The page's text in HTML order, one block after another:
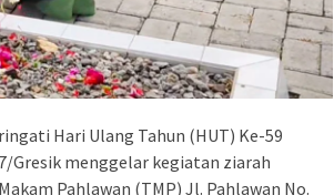
Hari Ulang Tahun (HUT) Ke-59
Gresik menggelar kegiatan ziarah
Pahlawan (TMP) Jl. Pahlawan No.